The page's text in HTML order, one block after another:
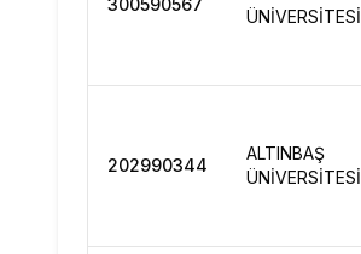
300590567
ÜNİVERSİTESİ
202990344
ALTINBAŞ
ÜNİVERSİTESİ